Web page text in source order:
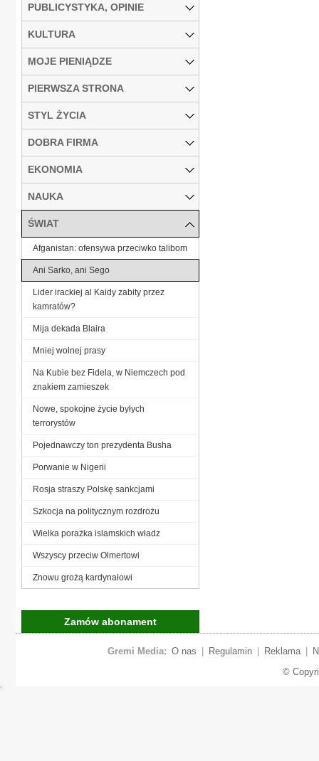
PUBLICYSTYKA, OPINIE
KULTURA
MOJE PIENIĄDZE
PIERWSZA STRONA
STYL ŻYCIA
DOBRA FIRMA
EKONOMIA
NAUKA
ŚWIAT
Afganistan: ofensywa przeciwko talibom
Ani Sarko, ani Sego
Lider irackiej al Kaidy zabity przez
kamratów?
Mija dekada Blaira
Mniej wolnej prasy
Na Kubie bez Fidela, w Niemczech pod
znakiem zamieszek
Nowe, spokojne życie byłych
terrorystów
Pojednawczy ton prezydenta Busha
Porwanie w Nigerii
Rosja straszy Polskę sankcjami
Szkocja na politycznym rozdrożu
Wielka porażka islamskich władz
Wszyscy przeciw Olmertowi
Znowu grożą kardynałowi
Zamów abonament
Gremi Media: O nas Regulamin Reklama
©